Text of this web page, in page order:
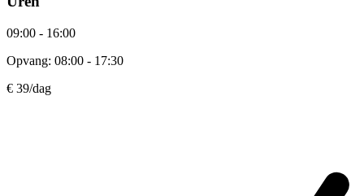
09:00 - 16:00
Opvang: 08:00 - 17:30
€ 39/dag